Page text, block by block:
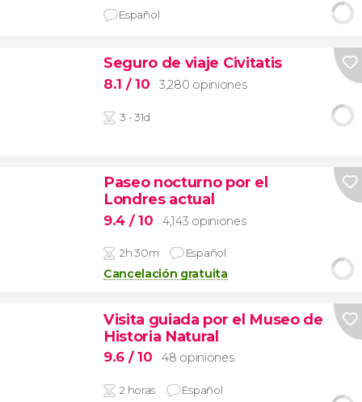
Español
Seguro de viaje Civitatis
8.1 / 10 3,280 opiniones
3 - 31d
Paseo nocturno por el
Londres actual
9.4 / 10 4,143 opiniones
2h 30m Español
Cancelación gratuita
Visita guiada por el Museo de
Historia Natural
9.6 / 10 48 opiniones
2 horas Español